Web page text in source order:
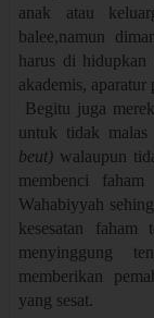
anak atau
balee,namun
harus di
akademis, aparatur
Begitu juga
untuk tidak malas
beut) walaupun
membenci
Wahabiyyah
kesesatan
menyinggung
memberikan
yang sesat.